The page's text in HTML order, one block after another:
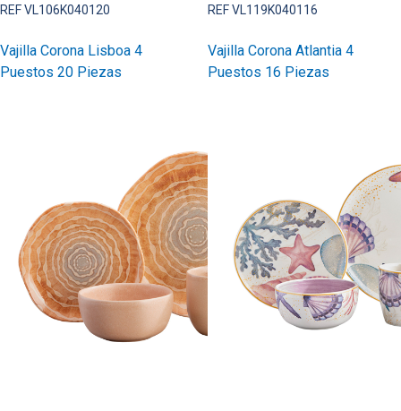
REF VL106K040120
Vajilla Corona Lisboa 4
Puestos 20 Piezas
REF VL119K040116
Vajilla Corona Atlantia 4
Puestos 16 Piezas